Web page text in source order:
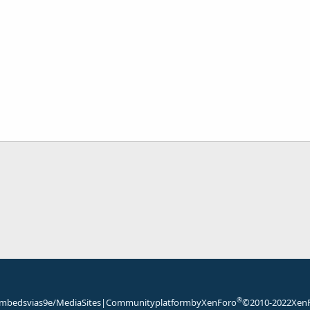
Community platform by XenForo®© 2010-2022
|
via s9e/MediaSites